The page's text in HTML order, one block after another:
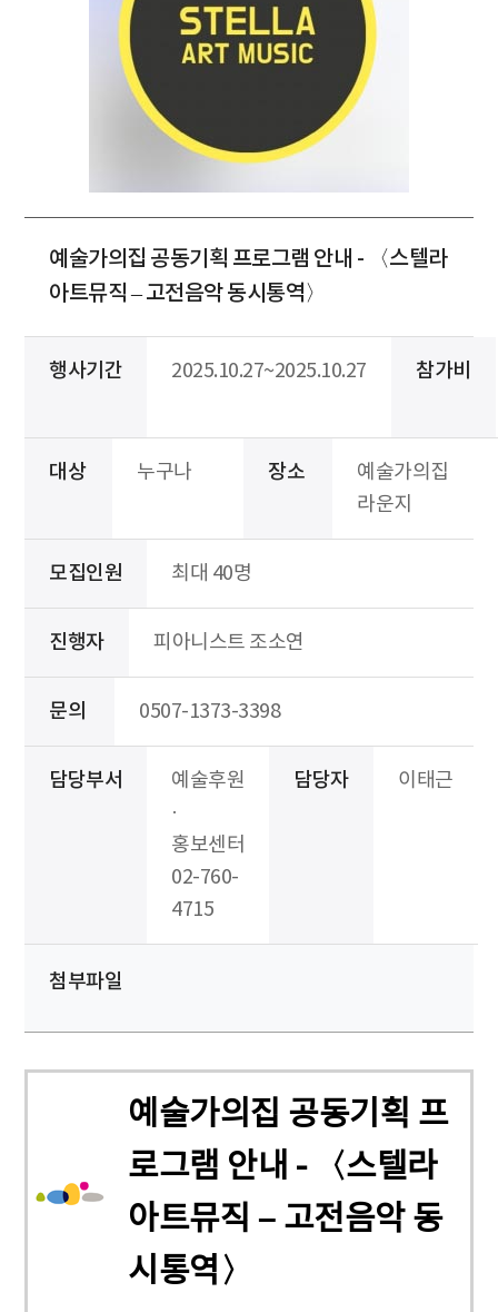
예술가의집 공동기획 프로그램 안내 - 〈스텔라
아트뮤직 – 고전음악 동시통역〉
행사기간 2025.10.27~2025.10.27 참가비
대상 누구나 장소
예술가의집
라운지
모집인원 최대 40명
진행자 피아니스트 조소연
문의 0507-1373-3398
담당부서
예술후원
·
홍보센터
02-760-
4715
담당자 이태근
첨부파일
예술가의집 공동기획 프
로그램 안내 - 〈스텔라
아트뮤직 – 고전음악 동
시통역〉